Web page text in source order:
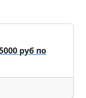
руб по